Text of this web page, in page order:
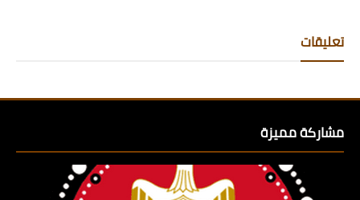
تعليقات
مشاركة مميزة